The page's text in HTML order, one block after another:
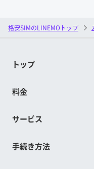
格安SIMのLINEMOトップ
トップ
料金
サービス
手続き方法